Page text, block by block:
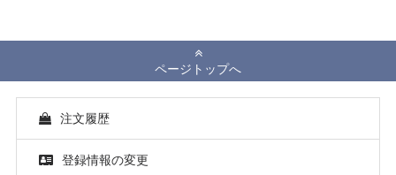
ページトップへ
注文履歴
登録情報の変更